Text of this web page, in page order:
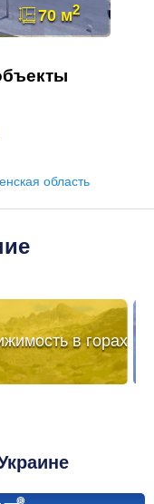
70 м2
область
в горах